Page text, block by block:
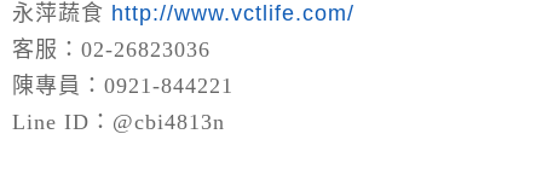
永萍蔬食 http://www.vctlife.com/
客服：02-26823036
陳專員：0921-844221
Line ID：@cbi4813n